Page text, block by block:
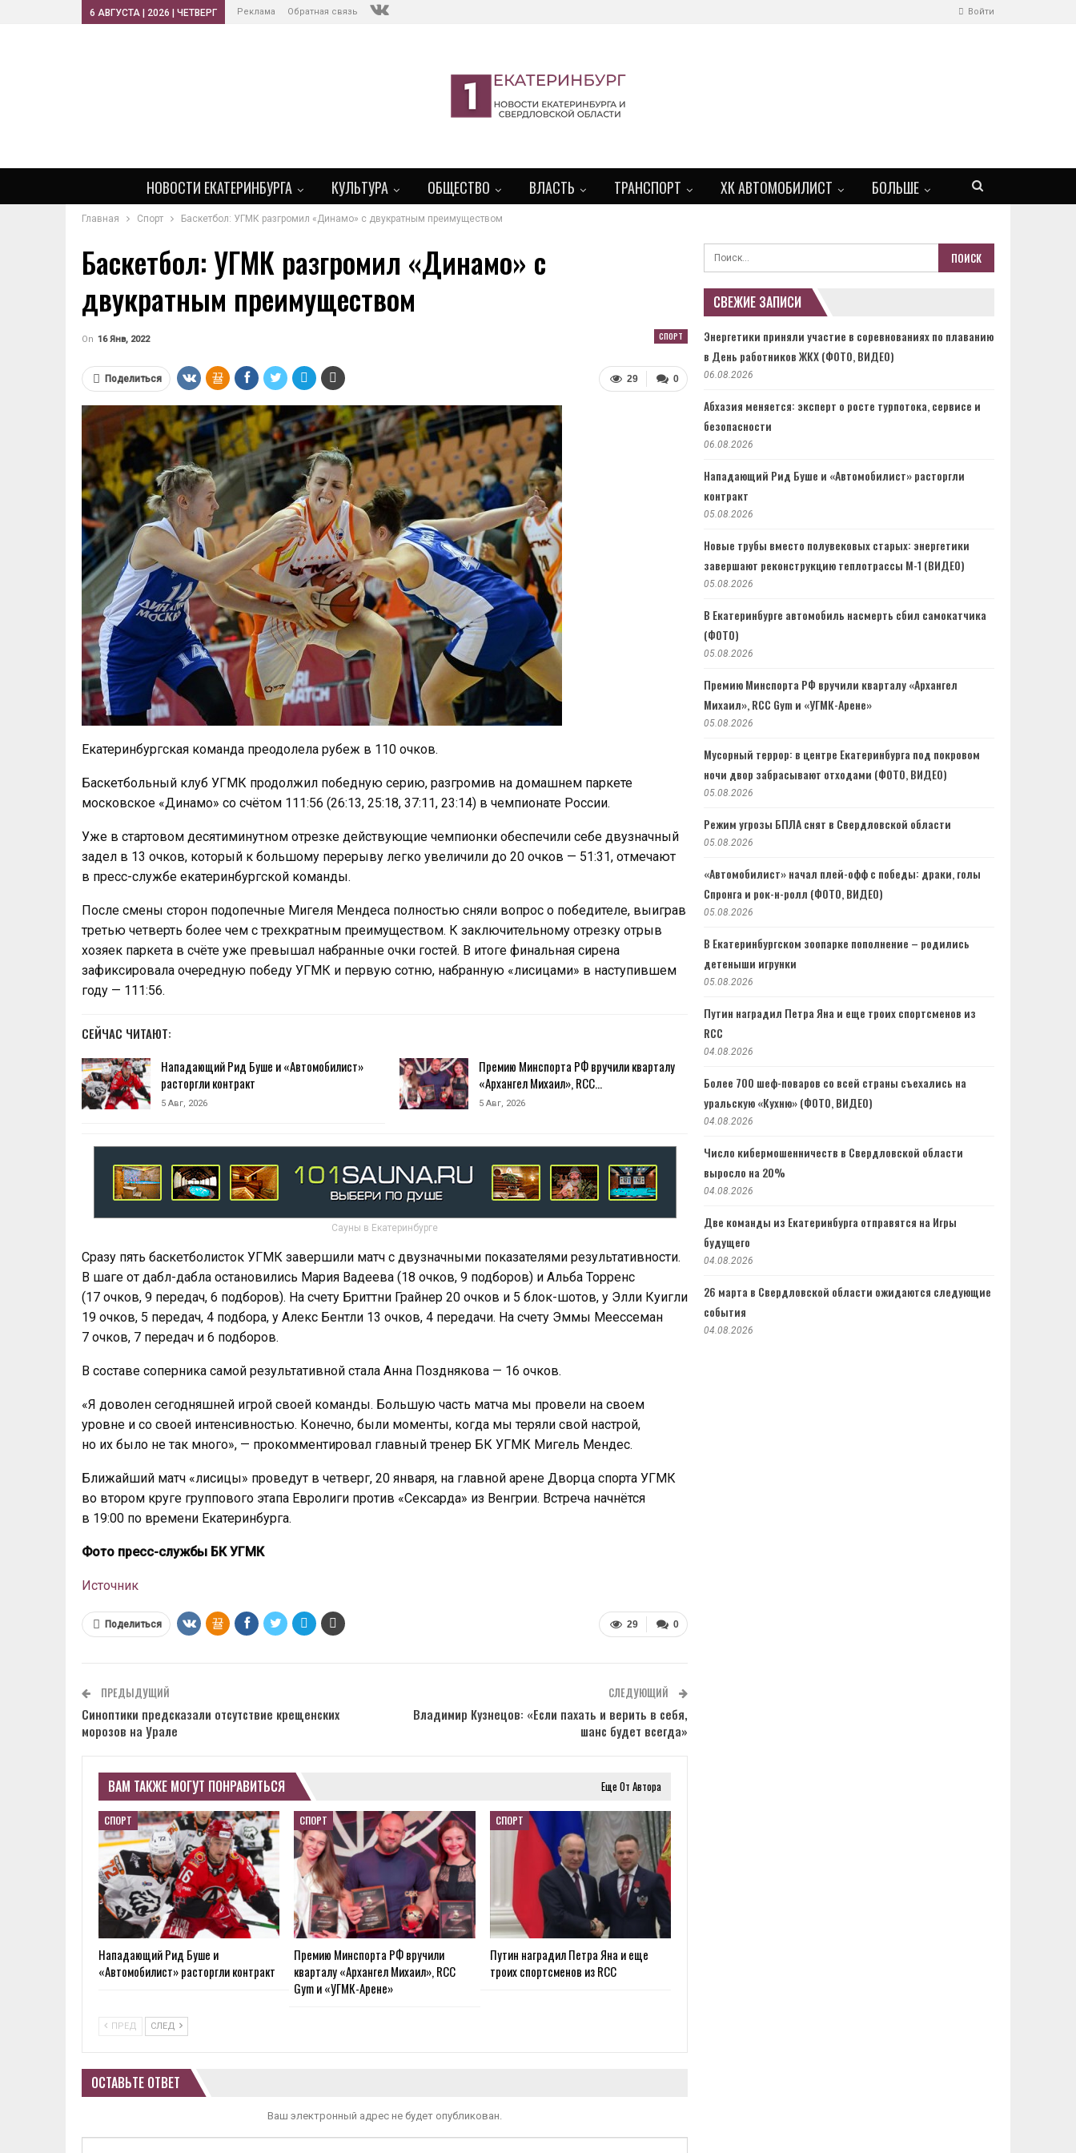
Войти
6 АВГУСТА | 2026 | ЧЕТВЕРГ Реклама Обратная связь
НОВОСТИ ЕКАТЕРИНБУРГА КУЛЬТУРА ОБЩЕСТВО ВЛАСТЬ ТРАНСПОРТ ХК АВТОМОБИЛИСТ БОЛЬШЕ
Главная Спорт Баскетбол: УГМК разгромил «Динамо» с двукратным преимуществом
Баскетбол: УГМК разгромил «Динамо» с
двукратным преимуществом
СПОРТ
On 16 Янв, 2022
0
29
Поделиться
Екатеринбургская команда преодолела рубеж в 110 очков.
Баскетбольный клуб УГМК продолжил победную серию, разгромив на домашнем паркете
московское «Динамо» со счётом 111:56 (26:13, 25:18, 37:11, 23:14) в чемпионате России.
Уже в стартовом десятиминутном отрезке действующие чемпионки обеспечили себе двузначный
задел в 13 очков, который к большому перерыву легко увеличили до 20 очков — 51:31, отмечают
в пресс-службе екатеринбургской команды.
После смены сторон подопечные Мигеля Мендеса полностью сняли вопрос о победителе, выиграв
третью четверть более чем с трехкратным преимуществом. К заключительному отрезку отрыв
хозяек паркета в счёте уже превышал набранные очки гостей. В итоге финальная сирена
зафиксировала очередную победу УГМК и первую сотню, набранную «лисицами» в наступившем
году — 111:56.
СЕЙЧАС ЧИТАЮТ:
Нападающий Рид Буше и «Автомобилист»
расторгли контракт
5 Авг, 2026
Премию Минспорта РФ вручили кварталу
«Архангел Михаил», RCC…
5 Авг, 2026
Сауны в Екатеринбурге
Сразу пять баскетболисток УГМК завершили матч с двузначными показателями результативности.
В шаге от дабл-дабла остановились Мария Вадеева (18 очков, 9 подборов) и Альба Торренс
(17 очков, 9 передач, 6 подборов). На счету Бриттни Грайнер 20 очков и 5 блок-шотов, у Элли Куигли
19 очков, 5 передач, 4 подбора, у Алекс Бентли 13 очков, 4 передачи. На счету Эммы Меессеман
7 очков, 7 передач и 6 подборов.
В составе соперника самой результативной стала Анна Позднякова — 16 очков.
«Я доволен сегодняшней игрой своей команды. Большую часть матча мы провели на своем
уровне и со своей интенсивностью. Конечно, были моменты, когда мы теряли свой настрой,
но их было не так много», — прокомментировал главный тренер БК УГМК Мигель Мендес.
Ближайший матч «лисицы» проведут в четверг, 20 января, на главной арене Дворца спорта УГМК
во втором круге группового этапа Евролиги против «Сексарда» из Венгрии. Встреча начнётся
в 19:00 по времени Екатеринбурга.
Фото пресс-службы БК УГМК
Источник
0
29
Поделиться
ПРЕДЫДУЩИЙ
Синоптики предсказали отсутствие крещенских
морозов на Урале
СЛЕДУЮЩИЙ
Владимир Кузнецов: «Если пахать и верить в себя,
шанс будет всегда»
ВАМ ТАКЖЕ МОГУТ ПОНРАВИТЬСЯ Еще От Автора
СПОРТ
Нападающий Рид Буше и
«Автомобилист» расторгли контракт
СПОРТ
Премию Минспорта РФ вручили
кварталу «Архангел Михаил», RCC
Gym и «УГМК-Арене»
СПОРТ
Путин наградил Петра Яна и еще
троих спортсменов из RCC
ПРЕД СЛЕД
ОСТАВЬТЕ ОТВЕТ
Ваш электронный адрес не будет опубликован.
СВЕЖИЕ ЗАПИСИ
Энергетики приняли участие в соревнованиях по плаванию
в День работников ЖКХ (ФОТО, ВИДЕО)
06.08.2026
Абхазия меняется: эксперт о росте турпотока, сервисе и
безопасности
06.08.2026
Нападающий Рид Буше и «Автомобилист» расторгли
контракт
05.08.2026
Новые трубы вместо полувековых старых: энергетики
завершают реконструкцию теплотрассы М-1 (ВИДЕО)
05.08.2026
В Екатеринбурге автомобиль насмерть сбил самокатчика
(ФОТО)
05.08.2026
Премию Минспорта РФ вручили кварталу «Архангел
Михаил», RCC Gym и «УГМК-Арене»
05.08.2026
Мусорный террор: в центре Екатеринбурга под покровом
ночи двор забрасывают отходами (ФОТО, ВИДЕО)
05.08.2026
Режим угрозы БПЛА снят в Свердловской области
05.08.2026
«Автомобилист» начал плей-офф с победы: драки, голы
Спронга и рок-н-ролл (ФОТО, ВИДЕО)
05.08.2026
В Екатеринбургском зоопарке пополнение – родились
детеныши игрунки
05.08.2026
Путин наградил Петра Яна и еще троих спортсменов из
RCC
04.08.2026
Более 700 шеф-поваров со всей страны съехались на
уральскую «Кухню» (ФОТО, ВИДЕО)
04.08.2026
Число кибермошенничеств в Свердловской области
выросло на 20%
04.08.2026
Две команды из Екатеринбурга отправятся на Игры
будущего
04.08.2026
26 марта в Свердловской области ожидаются следующие
события
04.08.2026